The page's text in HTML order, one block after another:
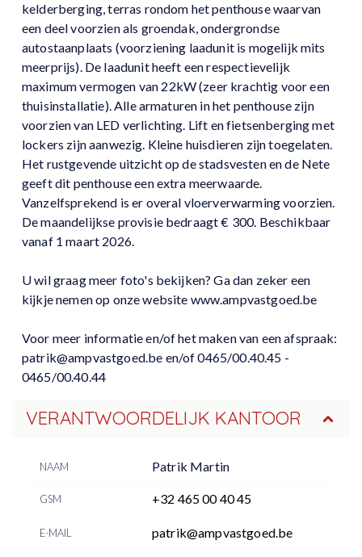
kelderberging, terras rondom het penthouse waarvan
een deel voorzien als groendak, ondergrondse
autostaanplaats (voorziening laadunit is mogelijk mits
meerprijs). De laadunit heeft een respectievelijk
maximum vermogen van 22kW (zeer krachtig voor een
thuisinstallatie). Alle armaturen in het penthouse zijn
voorzien van LED verlichting. Lift en fietsenberging met
lockers zijn aanwezig. Kleine huisdieren zijn toegelaten.
Het rustgevende uitzicht op de stadsvesten en de Nete
geeft dit penthouse een extra meerwaarde.
Vanzelfsprekend is er overal vloerverwarming voorzien.
De maandelijkse provisie bedraagt € 300. Beschikbaar
vanaf 1 maart 2026.
U wil graag meer foto's bekijken? Ga dan zeker een
kijkje nemen op onze website www.ampvastgoed.be
Voor meer informatie en/of het maken van een afspraak:
patrik@ampvastgoed.be en/of 0465/00.40.45 -
0465/00.40.44
VERANTWOORDELIJK KANTOOR
NAAM Patrik Martin
GSM +32 465 00 40 45
E-MAIL patrik@ampvastgoed.be